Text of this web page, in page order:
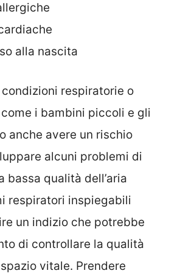
alla nascita
respiratorie o
i bambini piccoli e gli
anche avere un rischio
alcuni problemi di
bassa qualità dell’aria
respiratori inspiegabili
un indizio che potrebbe
di controllare la qualità
vitale. Prendere